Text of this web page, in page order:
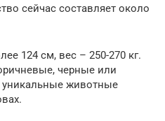
сейчас составляет около
124 см, вес – 250-270 кг.
черные или
уникальные животные